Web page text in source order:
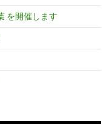
を開催します